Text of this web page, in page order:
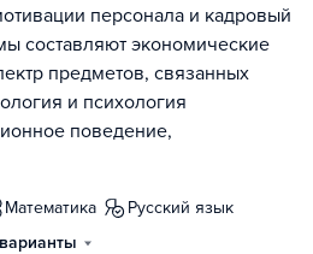
персонала и кадровый
составляют экономические
предметов, связанных
и психология
поведение,
математика
русский язык